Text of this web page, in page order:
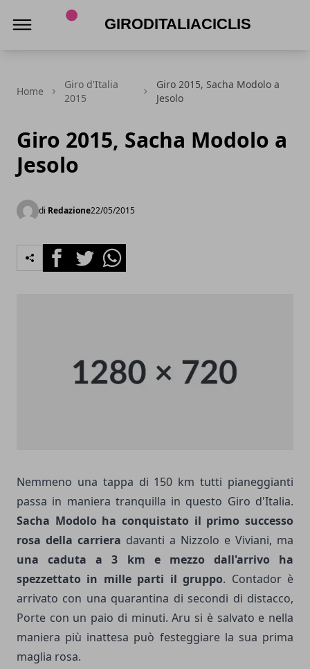
Home
Giro d'Italia
2015
Giro 2015, Sacha Modolo a
Jesolo
Giro 2015, Sacha Modolo a
Jesolo
di Redazione22/05/2015
FacebookTwitterWhatsapp
Nemmeno una tappa di 150 km tutti pianeggianti
passa in maniera tranquilla in questo Giro d'Italia.
Sacha Modolo ha conquistato il primo successo
rosa della carriera davanti a Nizzolo e Viviani, ma
una caduta a 3 km e mezzo dall'arrivo ha
spezzettato in mille parti il gruppo. Contador è
arrivato con una quarantina di secondi di distacco,
Porte con un paio di minuti. Aru si è salvato e nella
maniera più inattesa può festeggiare la sua prima
maglia rosa.